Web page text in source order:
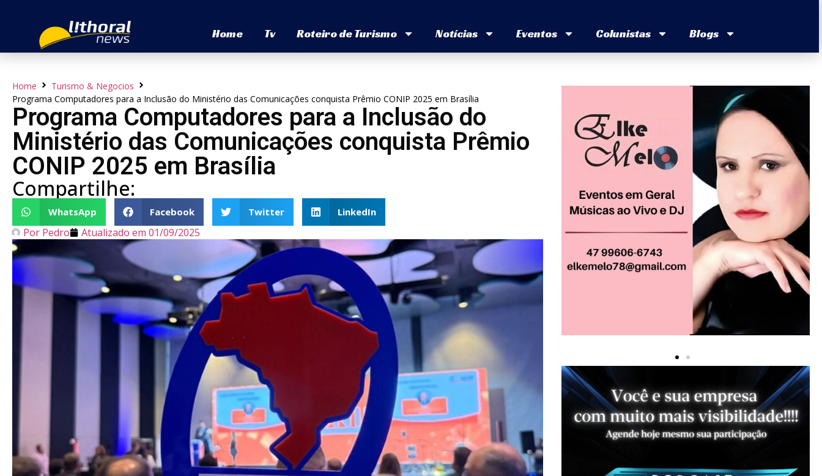
Home Tv Roteiro de Turismo Notícias Eventos Colunistas Blogs
Home
Turismo & Negocios
Programa Computadores para a Inclusão do Ministério das Comunicações conquista Prêmio CONIP 2025 em Brasília
Programa Computadores para a Inclusão do
Ministério das Comunicações conquista Prêmio
CONIP 2025 em Brasília
Compartilhe:
WhatsApp Facebook Twitter LinkedIn
Por Pedro Atualizado em 01/09/2025